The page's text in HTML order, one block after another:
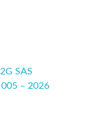
SAS
005 – 2026